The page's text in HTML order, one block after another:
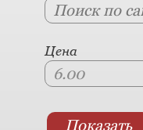
Цена